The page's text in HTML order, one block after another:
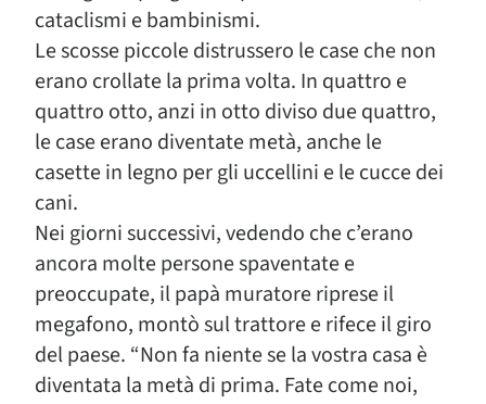
cataclismi e bambinismi.
Le scosse piccole distrussero le case che non
erano crollate la prima volta. In quattro e
quattro otto, anzi in otto diviso due quattro,
le case erano diventate metà, anche le
casette in legno per gli uccellini e le cucce dei
cani.
Nei giorni successivi, vedendo che c’erano
ancora molte persone spaventate e
preoccupate, il papà muratore riprese il
megafono, montò sul trattore e rifece il giro
del paese. “Non fa niente se la vostra casa è
diventata la metà di prima. Fate come noi,